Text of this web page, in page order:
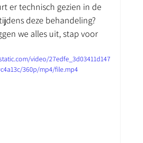
er technisch gezien in de
deze behandeling?
we alles uit, stap voor
video/27edfe_3d03411d147
360p/mp4/file.mp4